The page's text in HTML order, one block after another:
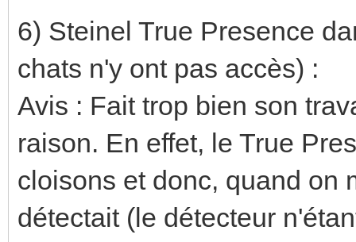
6) Steinel True Presence
chats n'y ont pas accès) :
Avis : Fait trop bien son
raison. En effet, le True
cloisons et donc, quand on
détectait (le détecteur